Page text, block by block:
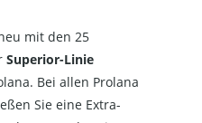
mit den 25
Superior-Linie
Bei allen Prolana
Sie eine Extra-